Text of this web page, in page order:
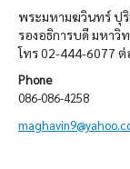
พระมหามฆวินทร์ ปุริ
รองอธิการบดี มหาวิ
โทร 02-444-6077 ต่
Phone
086-086-4258